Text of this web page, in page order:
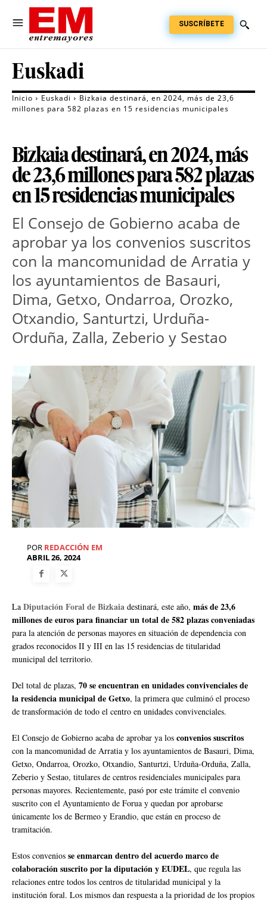
SUSCRÍBETE
Euskadi
Inicio Euskadi
Bizkaia destinará, en 2024, más de 23,6
millones para 582 plazas en 15 residencias municipales
Bizkaia destinará, en 2024, más
de 23,6 millones para 582 plazas
en 15 residencias municipales
El Consejo de Gobierno acaba de
aprobar ya los convenios suscritos
con la mancomunidad de Arratia y
los ayuntamientos de Basauri,
Dima, Getxo, Ondarroa, Orozko,
Otxandio, Santurtzi, Urduña-
Orduña, Zalla, Zeberio y Sestao
POR REDACCIÓN EM
ABRIL 26, 2024
La Diputación Foral de Bizkaia destinará, este año, más de 23,6
millones de euros para financiar un total de 582 plazas conveniadas
para la atención de personas mayores en situación de dependencia con
grados reconocidos II y III en las 15 residencias de titularidad
municipal del territorio.
Del total de plazas, 70 se encuentran en unidades convivenciales de
la residencia municipal de Getxo, la primera que culminó el proceso
de transformación de todo el centro en unidades convivenciales.
El Consejo de Gobierno acaba de aprobar ya los convenios suscritos
con la mancomunidad de Arratia y los ayuntamientos de Basauri, Dima,
Getxo, Ondarroa, Orozko, Otxandio, Santurtzi, Urduña-Orduña, Zalla,
Zeberio y Sestao, titulares de centros residenciales municipales para
personas mayores. Recientemente, pasó por este trámite el convenio
suscrito con el Ayuntamiento de Forua y quedan por aprobarse
únicamente los de Bermeo y Erandio, que están en proceso de
tramitación.
Estos convenios se enmarcan dentro del acuerdo marco de
colaboración suscrito por la diputación y EUDEL, que regula las
relaciones entre todos los centros de titularidad municipal y la
institución foral. Los mismos dan respuesta a la prioridad de los propios